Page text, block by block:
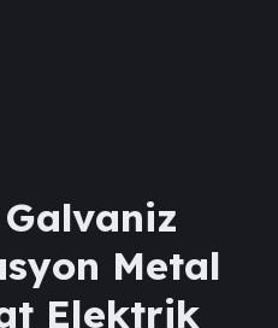
Galvaniz
Metal
Elektrik